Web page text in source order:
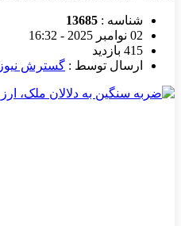
شناسه : 13685
02 نوامبر 2025 - 16:32
415 بازدید
ارسال توسط : گسترش نیوز